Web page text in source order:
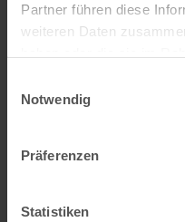
Partner führen diese
weiteren Daten
Notwendig
Präferenzen
Statistiken